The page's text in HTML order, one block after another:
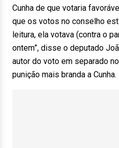
Cunha de que votaria
que os votos no conselho
leitura, ela votava (contra o
ontem”, disse o deputado
autor do voto em separado
punição mais branda a Cunha.